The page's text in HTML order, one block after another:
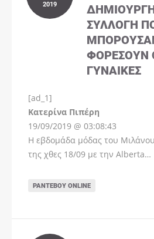
2019
ΣΥΛΛΟΓΉ
ΦΟΡΈΣΟΥΝ
ΓΥΝΑΊΚΕΣ
[ad_1]
Kατερίνα Πιπέρη
19/09/2019 @ 03:08:43
Η εβδομάδα μόδας του
της χθες 18/09 με την Alberta…
ΡΑΝΤΕΒΟΎ ONLINE